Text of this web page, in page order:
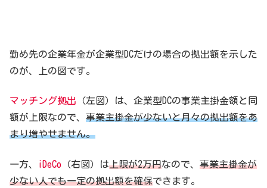
勤め先の企業年金が企業型DCだけの場合の拠出額を示した
のが、上の図です。
マッチング拠出 （左図）は、企業型DCの事業主掛金額と同
額が上限なので、 事業主掛金が少ないと月々の拠出額をあ
まり増やせません。
一方、 iDeCo （右図）は上限が2万円なので、 事業主掛金が
少ない人でも一定の拠出額を確保できます。